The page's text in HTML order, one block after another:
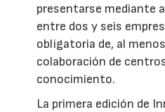
presentarse mediante
entre dos y seis
obligatoria de, al
colaboración de
conocimiento.
La primera edición de